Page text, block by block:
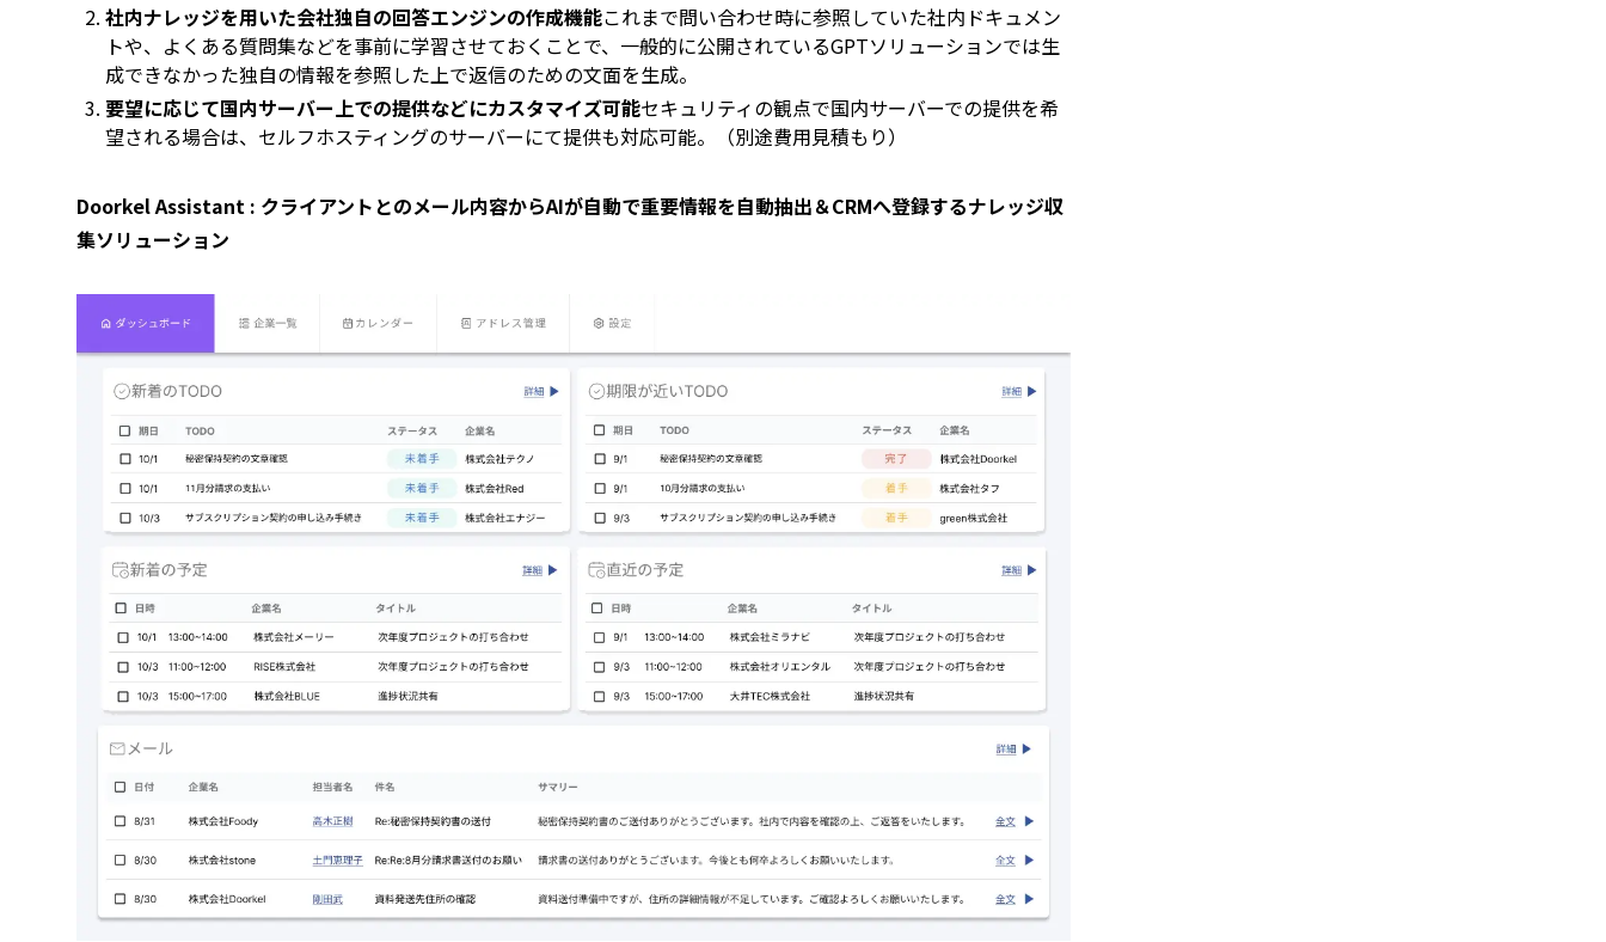
社内ナレッジを用いた会社独自の回答エンジンの作成機能これまで問い合わせ時に参照していた社内ドキュメン
トや、よくある質問集などを事前に学習させておくことで、一般的に公開されているGPTソリューションでは生
成できなかった独自の情報を参照した上で返信のための文面を生成。
要望に応じて国内サーバー上での提供などにカスタマイズ可能セキュリティの観点で国内サーバーでの提供を希
望される場合は、セルフホスティングのサーバーにて提供も対応可能。（別途費用見積もり）
Doorkel Assistant : クライアントとのメール内容からAIが自動で重要情報を自動抽出＆CRMへ登録するナレッジ収
集ソリューション